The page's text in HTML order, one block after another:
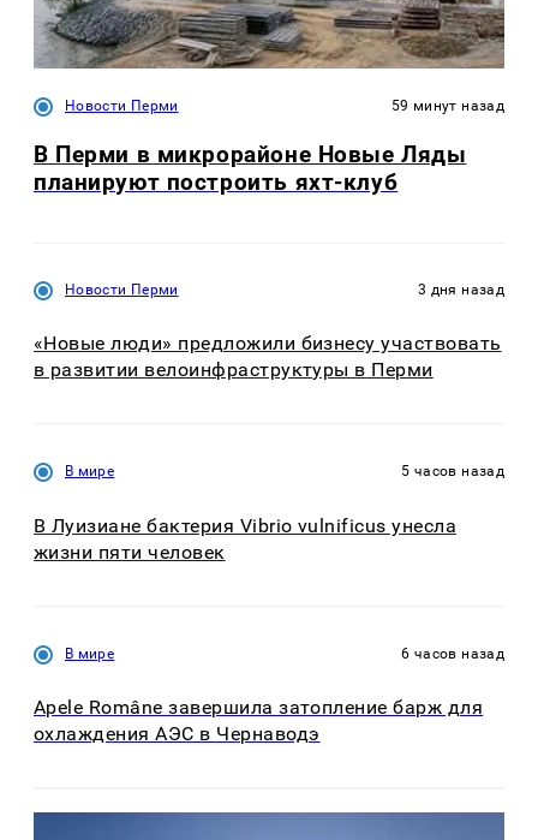
Новости Перми 59 минут назад
В Перми в микрорайоне Новые Ляды
планируют построить яхт-клуб
Новости Перми 3 дня назад
«Новые люди» предложили бизнесу участвовать
в развитии велоинфраструктуры в Перми
В мире 5 часов назад
В Луизиане бактерия Vibrio vulnificus унесла
жизни пяти человек
В мире 6 часов назад
Apele Române завершила затопление барж для
охлаждения АЭС в Чернаводэ